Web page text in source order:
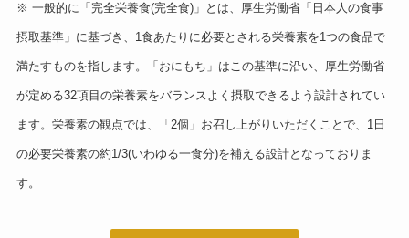
※ 一般的に「完全栄養食(完全食)」とは、厚生労働省「日本人の食事
摂取基準」に基づき、1食あたりに必要とされる栄養素を1つの食品で
満たすものを指します。「おにもち」はこの基準に沿い、厚生労働省
が定める32項目の栄養素をバランスよく摂取できるよう設計されてい
ます。栄養素の観点では、「2個」お召し上がりいただくことで、1日
の必要栄養素の約1/3(いわゆる一食分)を補える設計となっておりま
す。